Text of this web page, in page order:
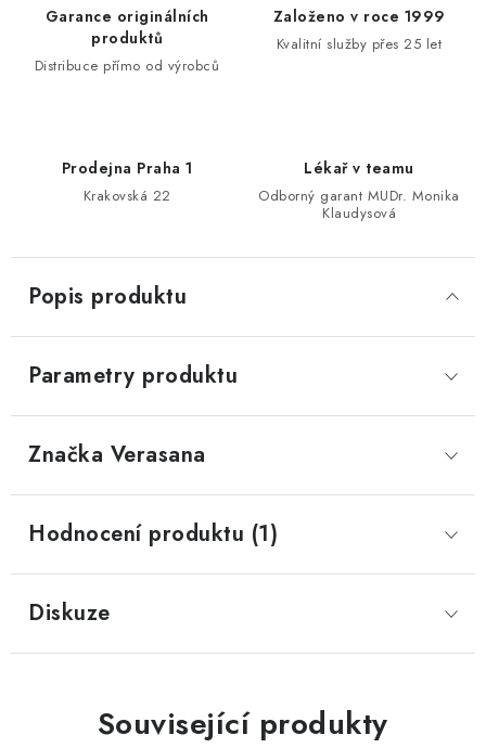
Garance originálních
produktů
Distribuce přímo od výrobců
Založeno v roce 1999
Kvalitní služby přes 25 let
Prodejna Praha 1
Krakovská 22
Lékař v teamu
Odborný garant MUDr. Monika
Klaudysová
Popis produktu
Parametry produktu
Značka Verasana
Hodnocení produktu (1)
Diskuze
Související produkty